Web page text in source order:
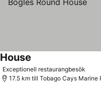
Exceptionell restaurangbesök
17.5 km till Tobago Cays Marine